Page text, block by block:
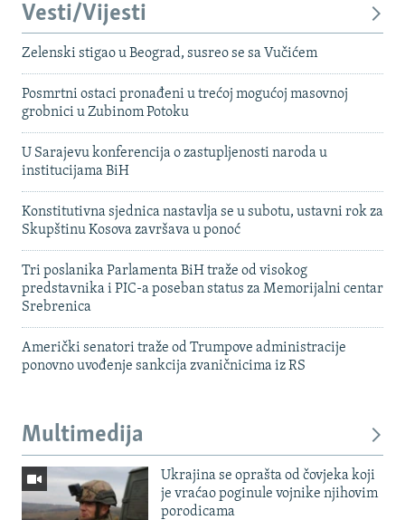
Vesti/Vijesti
Zelenski stigao u Beograd, susreo se sa Vučićem
Posmrtni ostaci pronađeni u trećoj mogućoj masovnoj
grobnici u Zubinom Potoku
U Sarajevu konferencija o zastupljenosti naroda u
institucijama BiH
Konstitutivna sjednica nastavlja se u subotu, ustavni rok za
Skupštinu Kosova završava u ponoć
Tri poslanika Parlamenta BiH traže od visokog
predstavnika i PIC-a poseban status za Memorijalni centar
Srebrenica
Američki senatori traže od Trumpove administracije
ponovno uvođenje sankcija zvaničnicima iz RS
Multimedija
Ukrajina se oprašta od čovjeka koji
je vraćao poginule vojnike njihovim
porodicama